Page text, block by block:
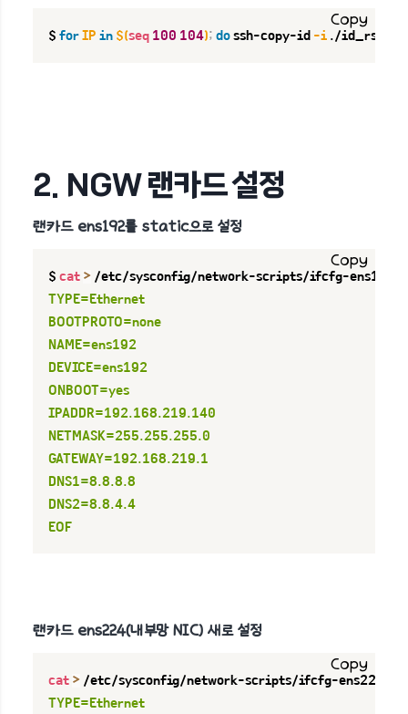
$ for IP in $(seq 100 104); do ssh-copy-id -i ./id_rsa
Copy
2. NGW 랜카드 설정
랜카드 ens192를 static으로 설정
$ cat > /etc/sysconfig/network-scripts/ifcfg-ens192
TYPE=Ethernet
BOOTPROTO=none
NAME=ens192
DEVICE=ens192
ONBOOT=yes
IPADDR=192.168.219.140
NETMASK=255.255.255.0
GATEWAY=192.168.219.1
DNS1=8.8.8.8
DNS2=8.8.4.4
EOF
Copy
랜카드 ens224(내부망 NIC) 새로 설정
cat > /etc/sysconfig/network-scripts/ifcfg-ens224
TYPE=Ethernet
Copy